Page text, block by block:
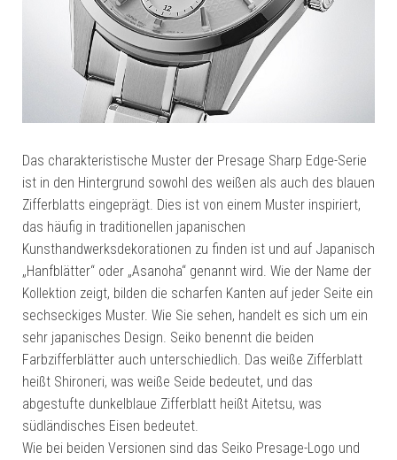
Das charakteristische Muster der Presage Sharp Edge-Serie
ist in den Hintergrund sowohl des weißen als auch des blauen
Zifferblatts eingeprägt. Dies ist von einem Muster inspiriert,
das häufig in traditionellen japanischen
Kunsthandwerksdekorationen zu finden ist und auf Japanisch
„Hanfblätter“ oder „Asanoha“ genannt wird. Wie der Name der
Kollektion zeigt, bilden die scharfen Kanten auf jeder Seite ein
sechseckiges Muster. Wie Sie sehen, handelt es sich um ein
sehr japanisches Design. Seiko benennt die beiden
Farbzifferblätter auch unterschiedlich. Das weiße Zifferblatt
heißt Shironeri, was weiße Seide bedeutet, und das
abgestufte dunkelblaue Zifferblatt heißt Aitetsu, was
südländisches Eisen bedeutet.
Wie bei beiden Versionen sind das Seiko Presage-Logo und